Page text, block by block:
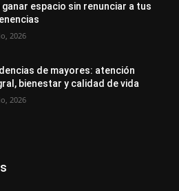
ganar espacio sin renunciar a tus
2026
de mayores: atención
bienestar y calidad de vida
2026